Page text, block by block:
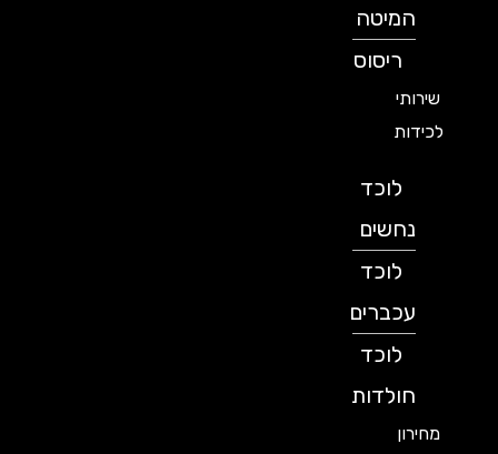
המיטה
ריסוס
שירותי
לכידות
לוכד
נחשים
לוכד
עכברים
לוכד
חולדות
מחירון